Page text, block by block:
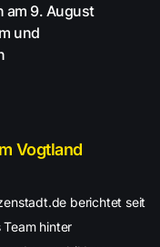
am 9. August
und
Vogtland
berichtet seit
hinter